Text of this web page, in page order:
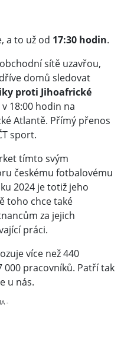
a to už od 17:30 hodin.
sítě uzavřou,
domů sledovat
proti Jihoafrické
18:00 hodin na
Atlantě. Přímý přenos
sport.
tímto svým
českému fotbalovému
2024 je totiž jeho
toho chce také
za jejich
práci.
více než 440
000 pracovníků. Patří tak
u nás.